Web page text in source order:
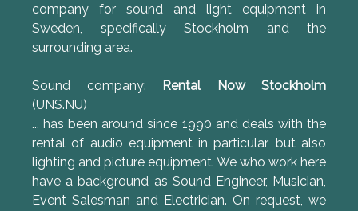
company for sound and light equipment in
Sweden, specifically Stockholm and the
surrounding area.
Sound company:
Rental Now Stockholm
(UNS.NU)
... has been around since 1990 and deals with the
rental of audio equipment in particular, but also
lighting and picture equipment. We who work here
have a background as Sound Engineer, Musician,
Event Salesman and Electrician. On request, we